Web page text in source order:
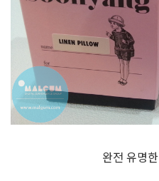
완전 유명